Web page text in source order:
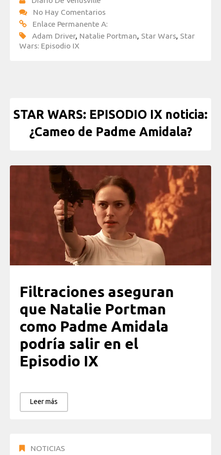
No Hay Comentarios
Enlace Permanente A:
Adam Driver, Natalie Portman, Star Wars, Star
Wars: Episodio IX
STAR WARS: EPISODIO IX noticia:
¿Cameo de Padme Amidala?
Filtraciones aseguran
que Natalie Portman
como Padme Amidala
podría salir en el
Episodio IX
Leer más
NOTICIAS